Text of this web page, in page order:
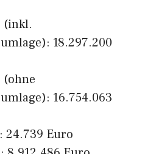
(inkl.
18.297.200
(ohne
16.754.063
24.739 Euro